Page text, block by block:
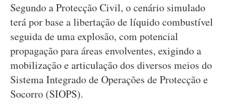
Segundo a Protecção Civil, o cenário simulado
terá por base a libertação de líquido combustível
seguida de uma explosão, com potencial
propagação para áreas envolventes, exigindo a
mobilização e articulação dos diversos meios do
Sistema Integrado de Operações de Protecção e
Socorro (SIOPS).